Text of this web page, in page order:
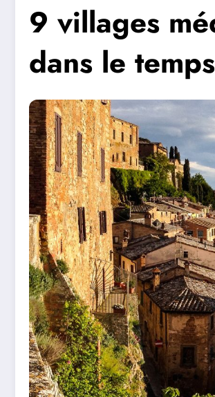
9 villages
dans le temps